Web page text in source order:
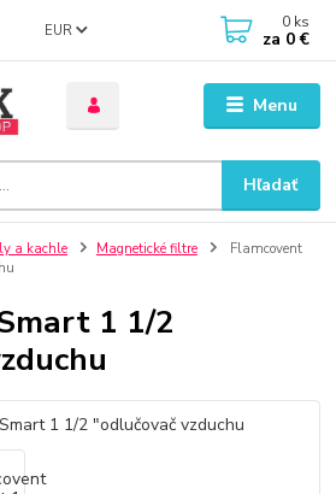
Menu
EUR
Hľadať
0 ks
za 0 €
a kachle Magnetické filtre
Flamcovent
1 1/2